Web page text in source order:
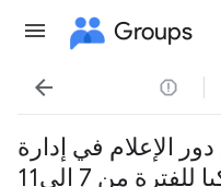
Groups

دور الإعلام في إدارة
الأزمات اسطنبول – تركيا للفترة من 7 الى11